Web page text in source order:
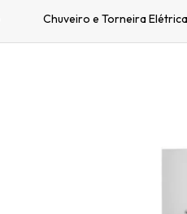
Chuveiro e Torneira Elétrica